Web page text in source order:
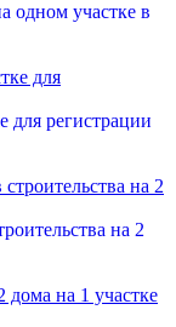
одном участке в
для регистрации
на 2